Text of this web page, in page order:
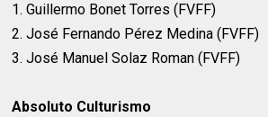
1. Guillermo Bonet Torres (FVFF)
2. José Fernando Pérez Medina (FVFF)
3. José Manuel Solaz Roman (FVFF)
Absoluto Culturismo